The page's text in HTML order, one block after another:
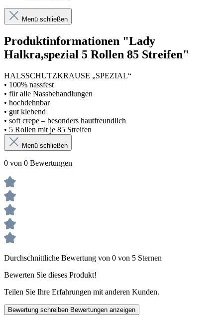
Menü schließen
Produktinformationen "Lady
Halkra,spezial 5 Rollen 85 Streifen"
HALSSCHUTZKRAUSE „SPEZIAL“
• 100% nassfest
• für alle Nassbehandlungen
• hochdehnbar
• gut klebend
• soft crepe – besonders hautfreundlich
• 5 Rollen mit je 85 Streifen
Menü schließen
0 von 0 Bewertungen
Durchschnittliche Bewertung von 0 von 5 Sternen
Bewerten Sie dieses Produkt!
Teilen Sie Ihre Erfahrungen mit anderen Kunden.
Bewertung schreiben Bewertungen anzeigen